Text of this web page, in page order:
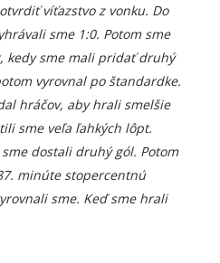
víťazstvo z vonku. Do
sme 1:0. Potom sme
kedy sme mali pridať druhý
vyrovnal po štandardke.
hráčov, aby hrali smelšie
sme veľa ľahkých lôpt.
dostali druhý gól. Potom
minúte stopercentnú
sme. Keď sme hrali